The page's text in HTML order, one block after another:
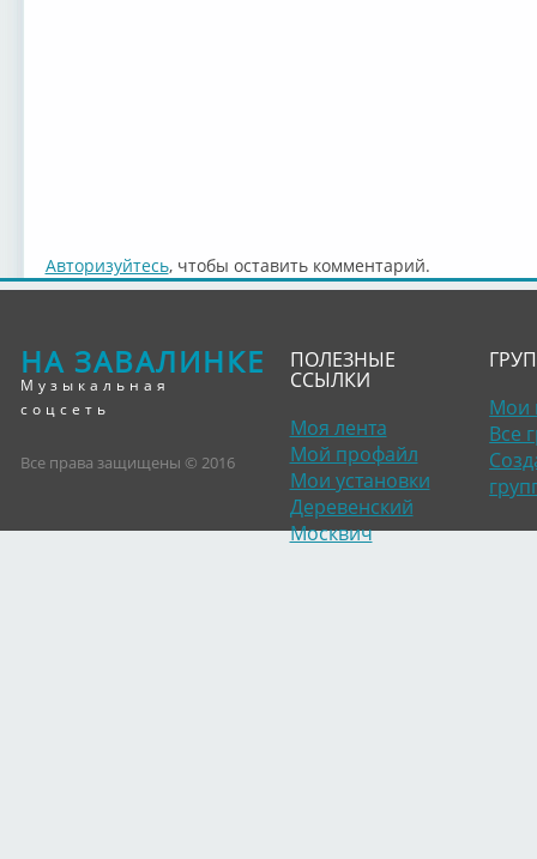
Авторизуйтесь, чтобы оставить комментарий.
НА ЗАВАЛИНКЕ
Музыкальная
соцсеть
Все права защищены © 2016
ПОЛЕЗНЫЕ
ССЫЛКИ
Моя лента
Мой профайл
Мои установки
Деревенский
Москвич
Мои
Все